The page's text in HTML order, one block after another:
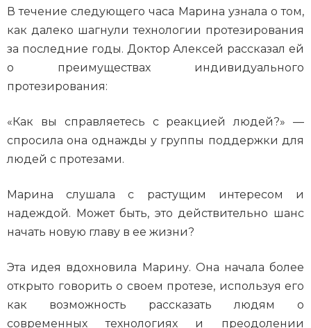
В течение следующего часа Марина узнала о том,
как далеко шагнули технологии протезирования
за последние годы. Доктор Алексей рассказал ей
о преимуществах индивидуального
протезирования:
«Как вы справляетесь с реакцией людей?» —
спросила она однажды у группы поддержки для
людей с протезами.
Марина слушала с растущим интересом и
надеждой. Может быть, это действительно шанс
начать новую главу в ее жизни?
Эта идея вдохновила Марину. Она начала более
открыто говорить о своем протезе, используя его
как возможность рассказать людям о
современных технологиях и преодолении